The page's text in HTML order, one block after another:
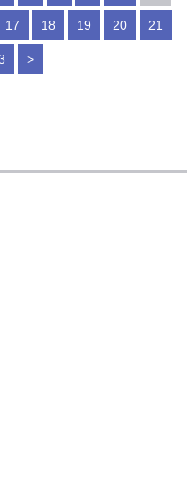
17 18 19 20 21
>